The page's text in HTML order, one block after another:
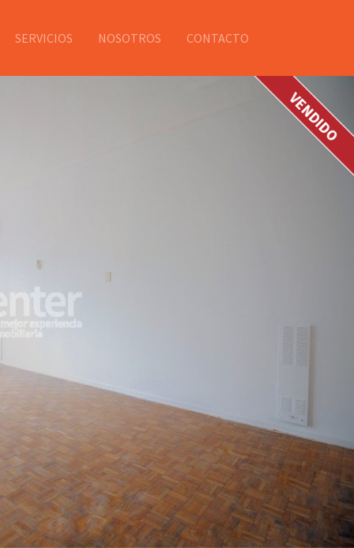
SERVICIOS NOSOTROS CONTACTO
VENDIDO